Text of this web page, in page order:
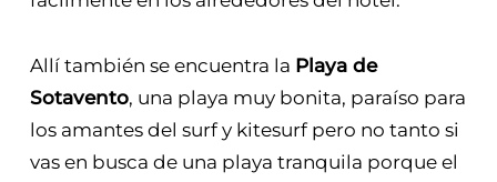
Allí también se encuentra la Playa de
Sotavento, una playa muy bonita, paraíso para
los amantes del surf y kitesurf pero no tanto si
vas en busca de una playa tranquila porque el